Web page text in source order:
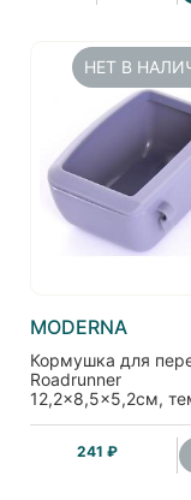
НЕТ В
MODERNA
Кормушка для
Roadrunner
12,2x8,5x5,2см,
241 ₽